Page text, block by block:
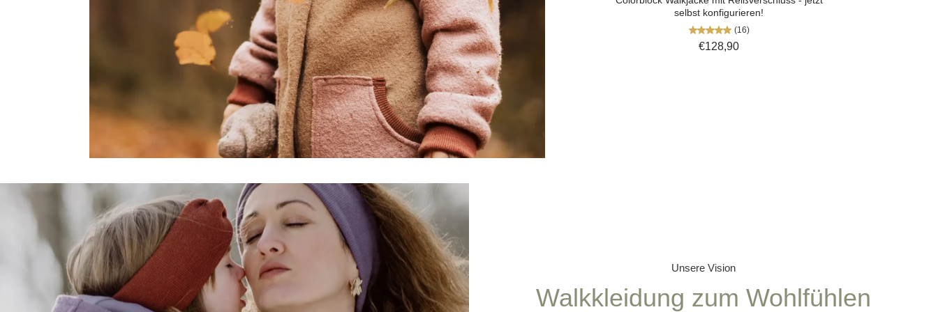
selbst konfigurieren!
(16)
€128,90
Unsere Vision
Walkkleidung zum Wohlfühlen